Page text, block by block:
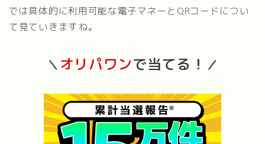
では具体的に利用可能な電子マネーとQRコードについ
て見ていきますね。
＼ オリパワンで当てる！ ／